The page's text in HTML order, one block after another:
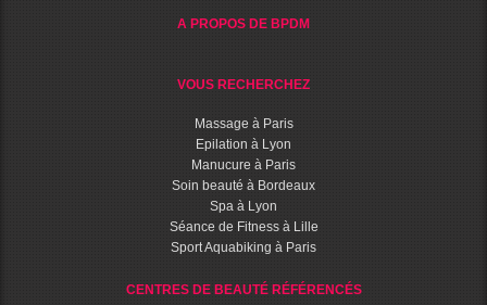
A PROPOS DE BPDM
VOUS RECHERCHEZ
Massage à Paris
Epilation à Lyon
Manucure à Paris
Soin beauté à Bordeaux
Spa à Lyon
Séance de Fitness à Lille
Sport Aquabiking à Paris
CENTRES DE BEAUTÉ RÉFÉRENCÉS